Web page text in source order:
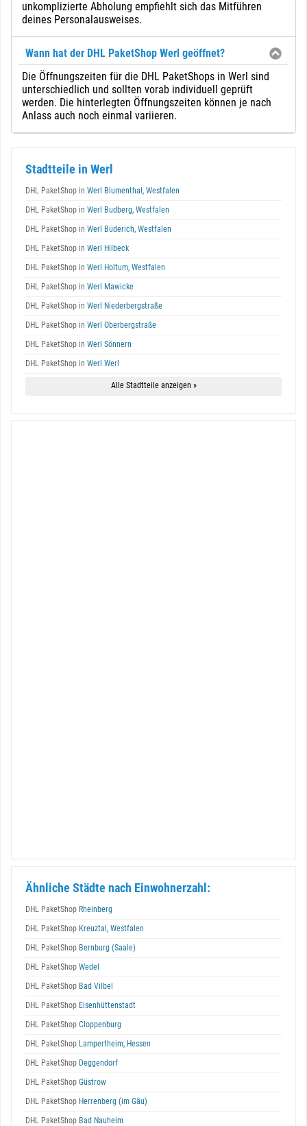
unkomplizierte Abholung empfiehlt sich das Mitführen
deines Personalausweises.
Wann hat der DHL PaketShop Werl geöffnet?
Die Öffnungszeiten für die DHL PaketShops in Werl sind
unterschiedlich und sollten vorab individuell geprüft
werden. Die hinterlegten Öffnungszeiten können je nach
Anlass auch noch einmal variieren.
Stadtteile in Werl
DHL PaketShop in Werl Blumenthal, Westfalen
DHL PaketShop in Werl Budberg, Westfalen
DHL PaketShop in Werl Büderich, Westfalen
DHL PaketShop in Werl Hilbeck
DHL PaketShop in Werl Holtum, Westfalen
DHL PaketShop in Werl Mawicke
DHL PaketShop in Werl Niederbergstraße
DHL PaketShop in Werl Oberbergstraße
DHL PaketShop in Werl Sönnern
DHL PaketShop in Werl Werl
Alle Stadtteile anzeigen »
Ähnliche Städte nach Einwohnerzahl:
DHL PaketShop Rheinberg
DHL PaketShop Kreuztal, Westfalen
DHL PaketShop Bernburg (Saale)
DHL PaketShop Wedel
DHL PaketShop Bad Vilbel
DHL PaketShop Eisenhüttenstadt
DHL PaketShop Cloppenburg
DHL PaketShop Lampertheim, Hessen
DHL PaketShop Deggendorf
DHL PaketShop Güstrow
DHL PaketShop Herrenberg (im Gäu)
DHL PaketShop Bad Nauheim